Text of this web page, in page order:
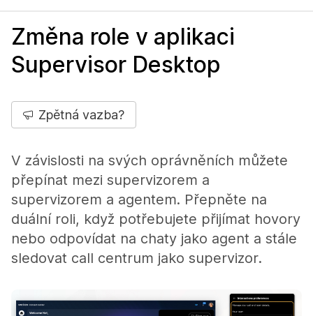
Změna role v aplikaci
Supervisor Desktop
Zpětná vazba?
V závislosti na svých oprávněních můžete
přepínat mezi supervizorem a
supervizorem a agentem. Přepněte na
duální roli, když potřebujete přijímat hovory
nebo odpovídat na chaty jako agent a stále
sledovat call centrum jako supervizor.